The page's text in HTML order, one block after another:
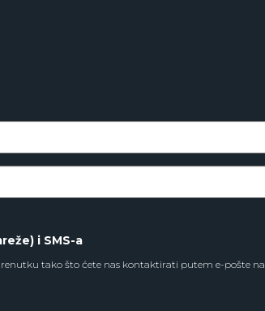
i SMS-a
tako što ćete nas kontaktirati putem e-pošte na